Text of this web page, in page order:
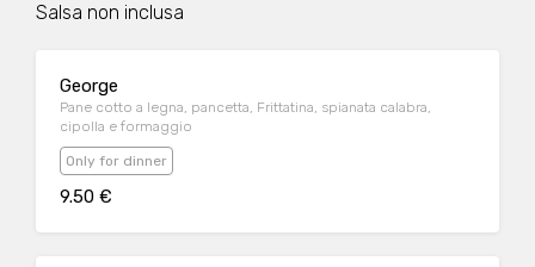
Salsa non inclusa
George
Pane cotto a legna, pancetta, Frittatina, spianata calabra,
cipolla e formaggio
Only for dinner
9.50 €